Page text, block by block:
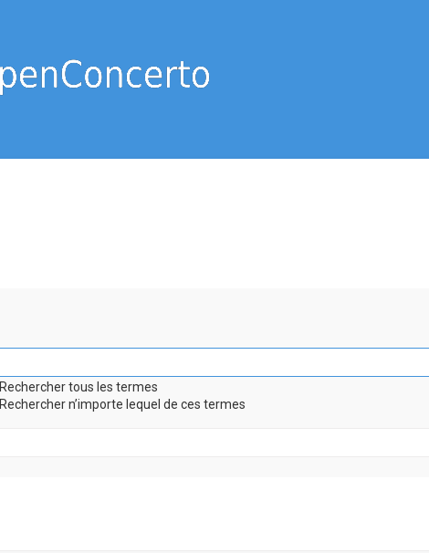
Rechercher tous les termes
Rechercher n’importe lequel de ces termes